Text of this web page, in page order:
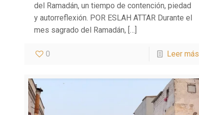
del Ramadán, un tiempo de contención, piedad
y autorreflexión. POR ESLAH ATTAR Durante el
mes sagrado del Ramadán, […]
0 Leer más